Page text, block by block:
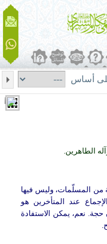
أساس
الطاهرین.
من المسلّمات، ولیس فیها
عند المتأخرین هو
نعم، یمکن الاستفادة